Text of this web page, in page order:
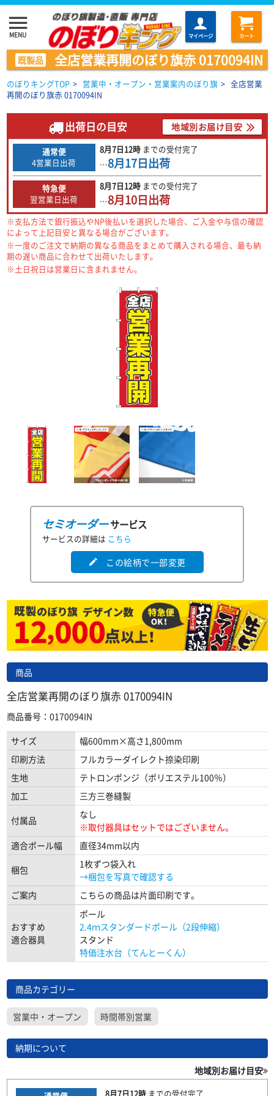
menu
MENU マイページ カート
既製品 全店営業再開のぼり旗赤 0170094IN
のぼりキングTOP > 営業中・オープン・営業案内のぼり旗 > 全店営業
再開のぼり旗赤 0170094IN
出荷日の目安 地域別お届け目安
通常便
4営業日出荷
8月7日12時 までの受付完了
…8月17日出荷
特急便
翌営業日出荷
8月7日12時 までの受付完了
…8月10日出荷
※支払方法で銀行振込やNP後払いを選択した場合、ご入金や与信の確認
によって上記目安と異なる場合がございます。
※一度のご注文で納期の異なる商品をまとめて購入される場合、最も納
期の遅い商品に合わせて出荷いたします。
※土日祝日は営業日に含まれません。
セミオーダーサービス
サービスの詳細は こちら
edit この絵柄で一部変更
商品
全店営業再開のぼり旗赤 0170094IN
商品番号：0170094IN
サイズ
幅600mm×高さ1,800mm
印刷方法
フルカラーダイレクト捺染印刷
生地
テトロンポンジ（ポリエステル100％）
加工
三方三巻縫製
付属品
なし
※取付器具はセットではございません。
適合ポール幅
直径34mm以内
梱包
1枚ずつ袋入れ
→梱包を写真で確認する
ご案内
こちらの商品は片面印刷です。
おすすめ
適合器具
ポール
2.4ｍスタンダードポール（2段伸縮）
スタンド
特価注水台（てんとーくん）
商品カテゴリー
営業中・オープン 時間帯別営業
納期について
地域別お届け目安
8月7日12時までの受付完了